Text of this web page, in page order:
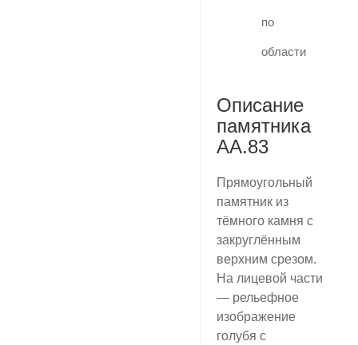
по
области
Описание
памятника
AA.83
Прямоугольный
памятник из
тёмного камня с
закруглённым
верхним срезом.
На лицевой части
— рельефное
изображение
голубя с